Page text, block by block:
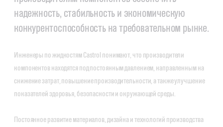
надежность, стабильность и экономическую
конкурентоспособность на требовательном рынке.
Инженеры по жидкостям Castrol понимают, что производители
компонентов находятся под постоянным давлением, направленным на
снижение затрат, повышение производительности, а также улучшение
показателей здоровья, безопасности и окружающей среды.
Постоянное развитие материалов, дизайна и технологий производства